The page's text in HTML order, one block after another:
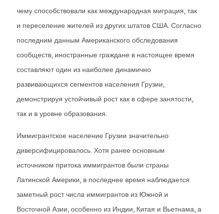
чему способствовали как международная миграция, так
и переселение жителей из других штатов США. Согласно
последним данным Американского обследования
сообществ, иностранные граждане в настоящее время
составляют один из наиболее динамично
развивающихся сегментов населения Грузии,
демонстрируя устойчивый рост как в сфере занятости,
так и в уровне образования.
Иммигрантское население Грузии значительно
диверсифицировалось. Хотя ранее основным
источником притока иммигрантов были страны
Латинской Америки, в последнее время наблюдается
заметный рост числа иммигрантов из Южной и
Восточной Азии, особенно из Индии, Китая и Вьетнама, а